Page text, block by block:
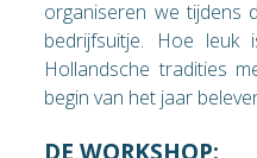
organiseren we tijdens
bedrijfsuitje. Hoe
Hollandsche tradities
begin van het jaar
DE WORKSHOP: